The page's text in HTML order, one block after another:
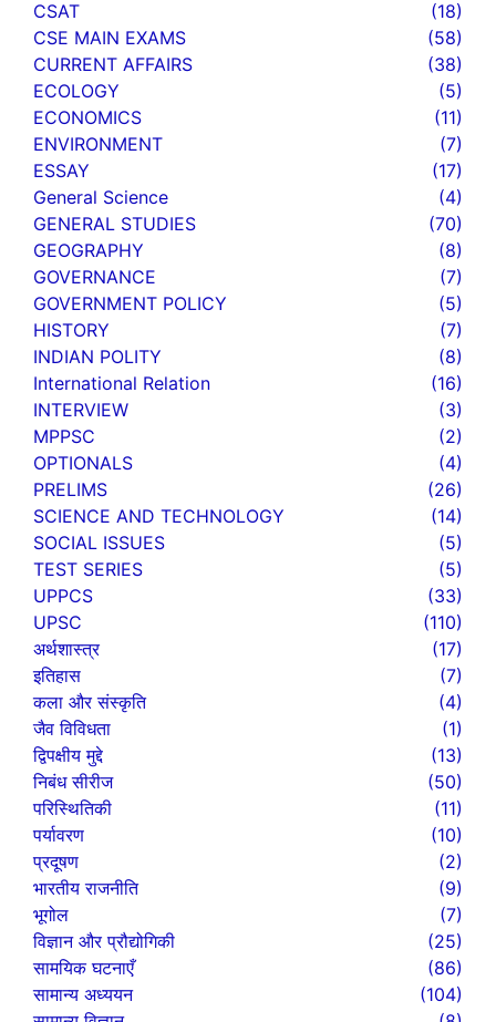
CSAT
(18)
CSE MAIN EXAMS
(58)
CURRENT AFFAIRS
(38)
ECOLOGY
(5)
ECONOMICS
(11)
ENVIRONMENT
(7)
ESSAY
(17)
General Science
(4)
GENERAL STUDIES
(70)
GEOGRAPHY
(8)
GOVERNANCE
(7)
GOVERNMENT POLICY
(5)
HISTORY
(7)
INDIAN POLITY
(8)
International Relation
(16)
INTERVIEW
(3)
MPPSC
(2)
OPTIONALS
(4)
PRELIMS
(26)
SCIENCE AND TECHNOLOGY
(14)
SOCIAL ISSUES
(5)
TEST SERIES
(5)
UPPCS
(33)
UPSC
(110)
अर्थशास्त्र
(17)
इतिहास
(7)
कला और संस्कृति
(4)
जैव विविधता
(1)
द्विपक्षीय मुद्दे
(13)
निबंध सीरीज
(50)
परिस्थितिकी
(11)
पर्यावरण
(10)
प्रदूषण
(2)
भारतीय राजनीति
(9)
भूगोल
(7)
विज्ञान और प्रौद्योगिकी
(25)
सामयिक घटनाएँ
(86)
सामान्य अध्ययन
(104)